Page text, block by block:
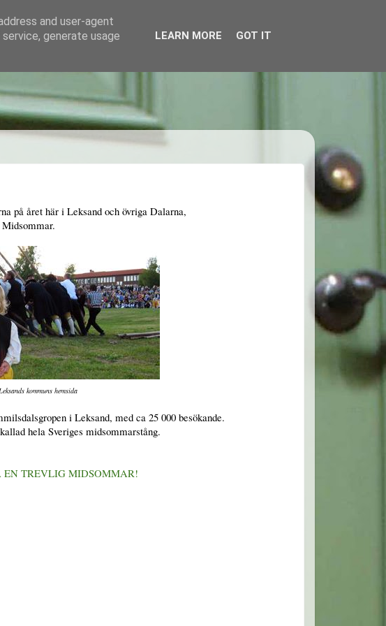
på året här i Leksand och övriga Dalarna,
kommuns hemsida
i Leksand, med ca 25 000 besökande.
hela Sveriges midsommarstång.
TREVLIG MIDSOMMAR!
and user-agent
generate usage
LEARN MORE GOT IT